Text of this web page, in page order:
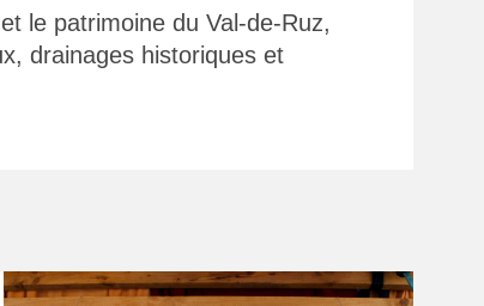
le patrimoine du Val-de-Ruz,
drainages historiques et